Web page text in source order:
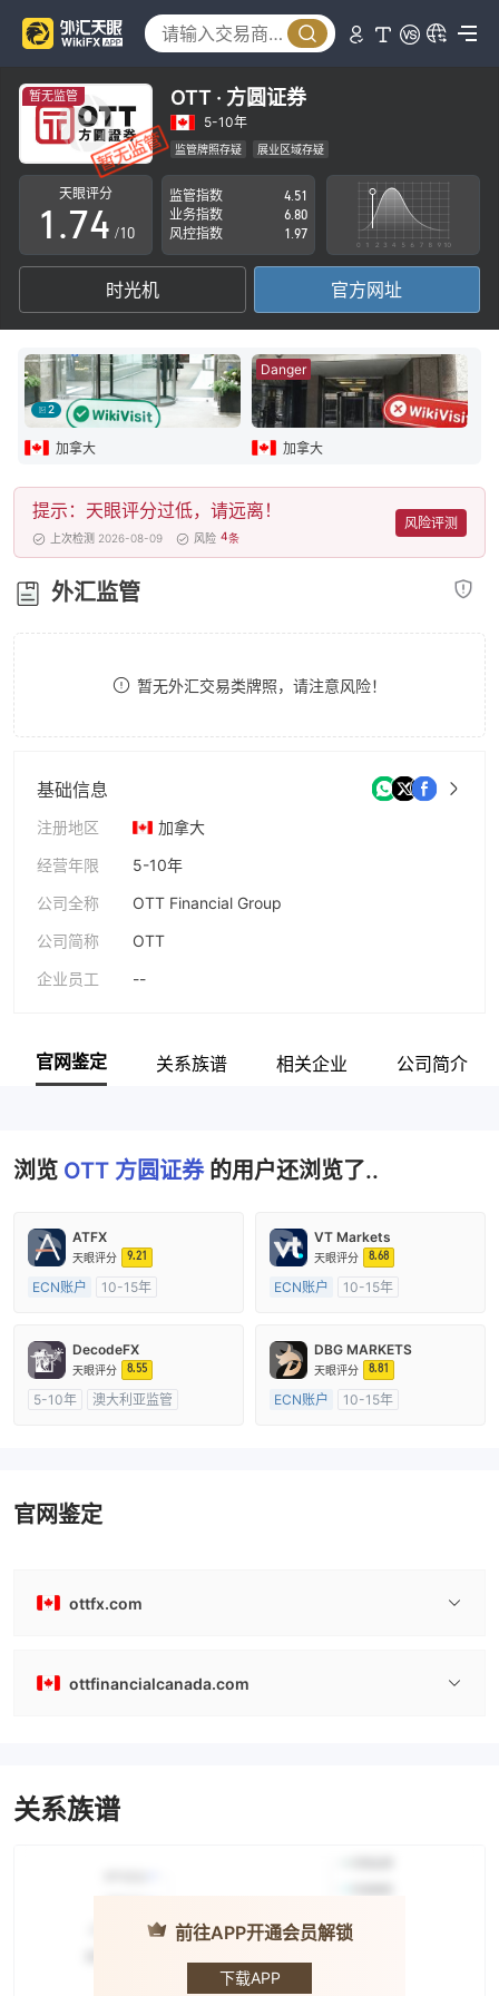
暂无监管 OTT · 方圆证券
5-10年
监管牌照存疑
展业区域存疑
加拿大衍生品交易牌照 (EP)已撤销
高级风险隐患
天眼评分
0
1
2
3
4
5
6
7
8
9
.
3
4
5
6
7
8
9
0
1
2
3
4
5
6
7
8
9
/10
监管指数
4.51
业务指数
6.80
风控指数
1.97
时光机 官方网址
2
加拿大
Danger
加拿大
提示：天眼评分过低，请远离！
上次检测 2026-08-09 风险 4条
风险评测
外汇监管
暂无外汇交易类牌照，请注意风险！
基础信息
注册地区
加拿大
经营年限
5-10年
公司全称
OTT Financial Group
公司简称
OTT
企业员工
--
官网鉴定 关系族谱 相关企业 公司简介
浏览 OTT 方圆证券的用户还浏览了..
ATFX
天眼评分 9.21
ECN账户
10-15年
主标MT4
VT Markets
天眼评分 8.68
ECN账户
10-15年
主标MT4
DecodeFX
天眼评分 8.55
5-10年
澳大利亚监管
DBG MARKETS
天眼评分 8.81
ECN账户
10-15年
官网鉴定
ottfx.com
ottfinancialcanada.com
关系族谱
前往APP开通会员解锁
下载APP
券